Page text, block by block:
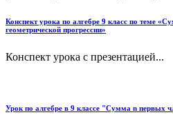
Конспект урока по алгебре 9 класс по теме
геометрической прогрессии»
Конспект урока с презентацией...
Урок по алгебре в 9 классе "Сумма n первых